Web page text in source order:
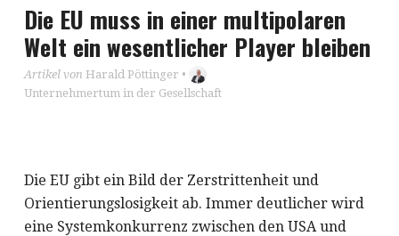
Die EU muss in einer multipolaren
Welt ein wesentlicher Player bleiben
Artikel von Harald Pöttinger •
Unternehmertum in der Gesellschaft
Die EU gibt ein Bild der Zerstrittenheit und
Orientierungslosigkeit ab. Immer deutlicher wird
eine Systemkonkurrenz zwischen den USA und